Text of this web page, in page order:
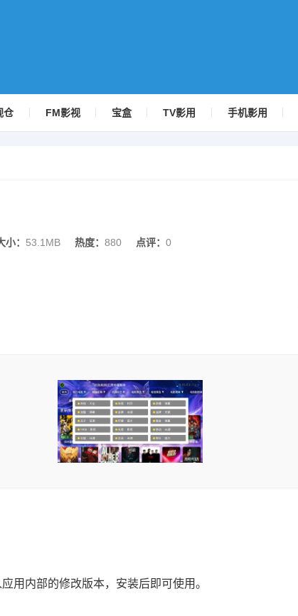
仓 FM影视 宝盒 TV影用 手机影用
小： 53.1MB 热度： 880 点评： 0
用内部的修改版本，安装后即可使用。